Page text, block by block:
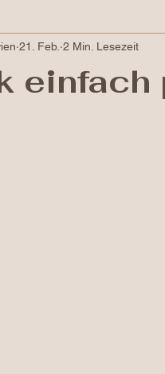
einfach
21. Feb. 2 Min. Lesezeit